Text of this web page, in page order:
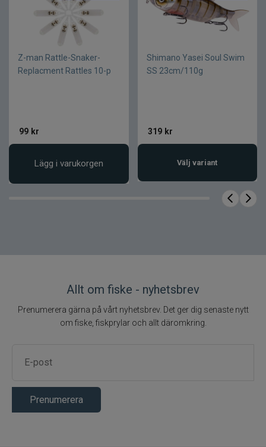
Produkttyp
Förvaringsbox
Serie
material
Z-man Rattle-Snaker-
Replacment Rattles 10-p
99 kr
Lägg i varukorgen
Shimano Yasei Soul Swim
SS 23cm/110g
319 kr
Välj variant
Allt om fiske - nyhetsbrev
Prenumerera gärna på vårt nyhetsbrev. Det ger dig senaste nytt
om fiske, fiskprylar och allt däromkring.
Prenumerera